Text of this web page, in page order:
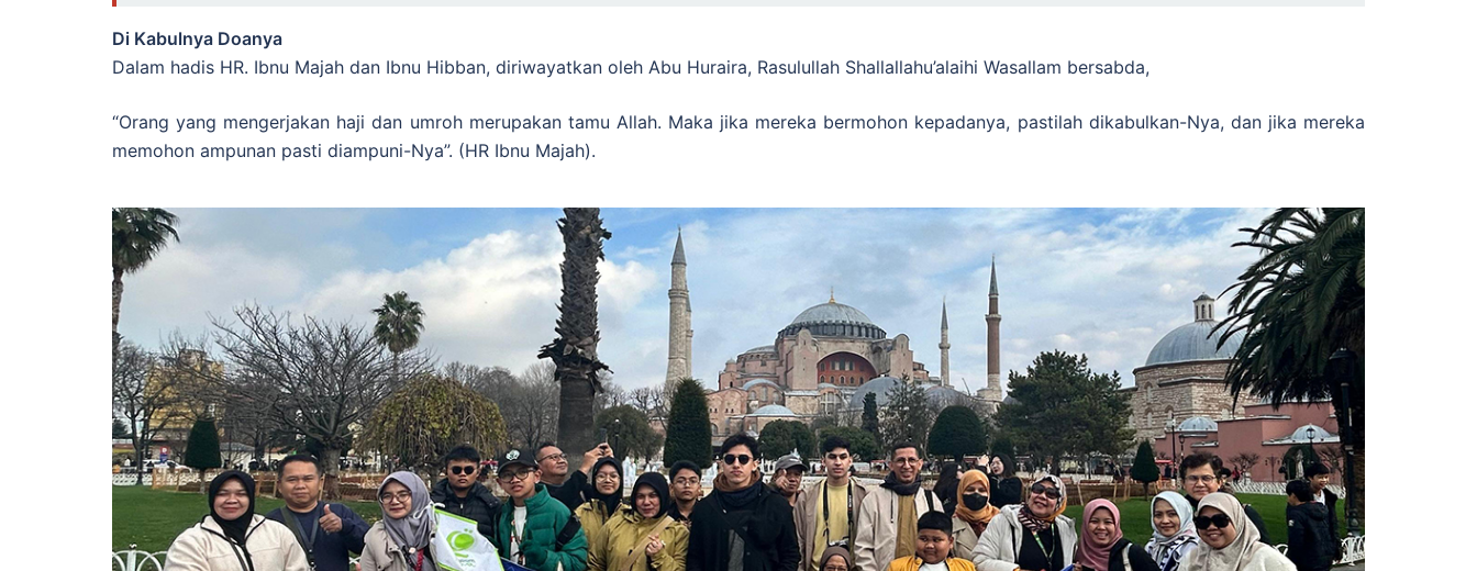
Di Kabulnya Doanya
Dalam hadis HR. Ibnu Majah dan Ibnu Hibban, diriwayatkan oleh Abu Huraira, Rasulullah Shallallahu’alaihi Wasallam bersabda,
“Orang yang mengerjakan haji dan umroh merupakan tamu Allah. Maka jika mereka bermohon kepadanya, pastilah dikabulkan-Nya, dan jika mereka
memohon ampunan pasti diampuni-Nya”. (HR Ibnu Majah).